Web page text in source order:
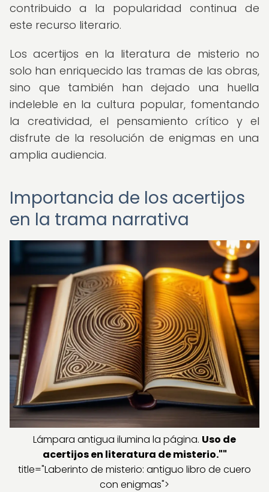
contribuido a la popularidad continua de
este recurso literario.
Los acertijos en la literatura de misterio no
solo han enriquecido las tramas de las obras,
sino que también han dejado una huella
indeleble en la cultura popular, fomentando
la creatividad, el pensamiento crítico y el
disfrute de la resolución de enigmas en una
amplia audiencia.
Importancia de los acertijos
en la trama narrativa
Lámpara antigua ilumina la página. Uso de
acertijos en literatura de misterio.""
title="Laberinto de misterio: antiguo libro de cuero
con enigmas">